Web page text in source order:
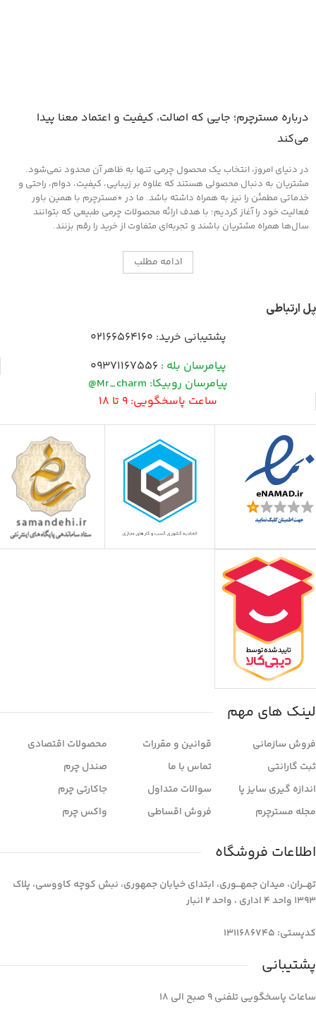
درباره مسترچرم؛ جایی که اصالت، کیفیت و اعتماد معنا پیدا
می‌کند
در دنیای امروز، انتخاب یک محصول چرمی تنها به ظاهر آن محدود نمی‌شود.
مشتریان به دنبال محصولی هستند که علاوه بر زیبایی، کیفیت، دوام، راحتی و
خدماتی مطمئن را نیز به همراه داشته باشد. ما در *مسترچرم با همین باور
فعالیت خود را آغاز کردیم؛ با هدف ارائه محصولات چرمی طبیعی که بتوانند
سال‌ها همراه مشتریان باشند و تجربه‌ای متفاوت از خرید را رقم بزنند.
ادامه مطلب
پل ارتباطی
پشتیبانی خرید: 02166564160
پیامرسان بله : 09371167556
پیامرسان روبیکا: Mr_charm@
ساعت پاسخگویی: 9 تا 18
لینک های مهم
فروش سازمانی
ثبت گارانتی
اندازه گیری سایز پا
مجله مسترچرم
قوانین و مقررات
تماس با ما
سوالات متداول
فروش اقساطی
محصولات اقتصادی
صندل چرم
جاکارتی چرم
واکس چرم
اطلاعات فروشگاه
تهـــران، میدان جمهـــوری، ابتدای خیابان جمهوری، نبش کوچه کاووسی، پلاک
1393 واحد 4 اداری ، واحد 2 انبار
کدپستی: 1311686745
پشتیبانی
ساعات پاسخگویی تلفنی 9 صبح الی 18